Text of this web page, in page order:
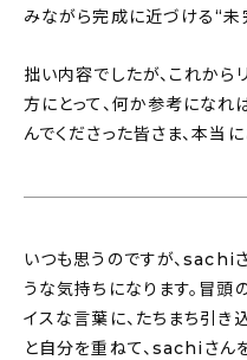
みながら完成に近づける“未
拙い内容でしたが、これから
方にとって、何か参考になれ
んでくださった皆さま、本当
いつも思うのですが、sachi
うな気持ちになります。冒頭
イスな言葉に、たちまち引き
と自分を重ねて、sachiさん